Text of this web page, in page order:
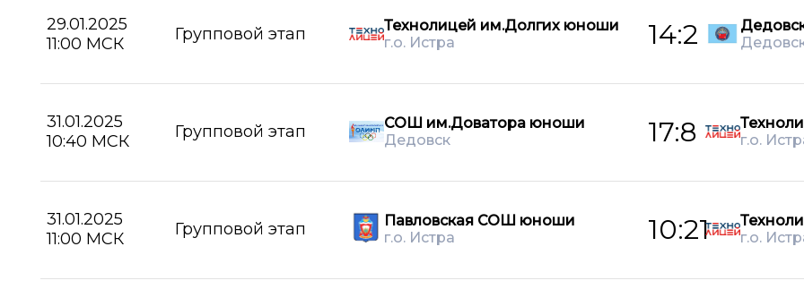
29.01.2025
11:00 МСК
Групповой этап
Технолицей им.Долгих юноши
г.о. Истра
14:2
31.01.2025
10:40 МСК
Групповой этап
СОШ им.Доватора юноши
Дедовск
17:8
г.о.
31.01.2025
11:00 МСК
Групповой этап
Павловская СОШ юноши
г.о. Истра
10:21
г.о.